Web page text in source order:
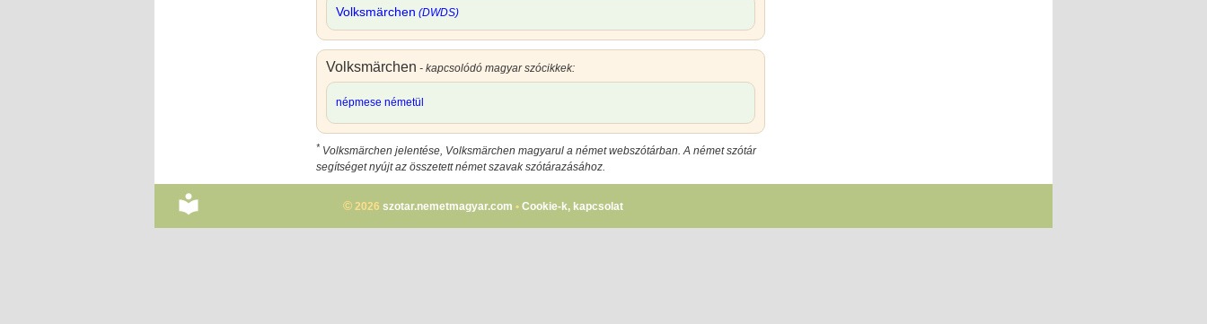
Volksmärchen (DWDS)
Volksmärchen - kapcsolódó magyar szócikkek:
népmese németül
* Volksmärchen jelentése, Volksmärchen magyarul a német webszótárban. A német szótár
segítséget nyújt az összetett német szavak szótárazásához.
© 2026 szotar.nemetmagyar.com • Cookie-k, kapcsolat